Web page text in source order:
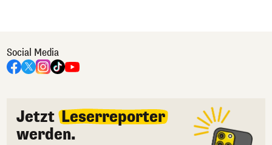
Social Media
Jetzt Leserreporter
werden.